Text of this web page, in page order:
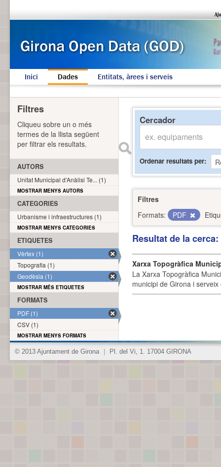
Inici Dades Entitats, àrees i serveis
Cercador
Ordenar resultats per
Filtres
Formats:
PDF
Resultat de la
Xarxa Topogràfica
La Xarxa Topogràfica
municipi de Girona i
Filtres
Cliqueu sobre un o més
termes de la llista següent
per filtrar els resultats.
AUTORS
Unitat Municipal d'Anàlisi Te... (1)
MOSTRAR MENYS AUTORS
CATEGORIES
Urbanisme i infraestructures (1)
MOSTRAR MENYS CATEGORIES
ETIQUETES
Vèrtex (1)
Topografia (1)
Geodèsia (1)
MOSTRAR MÉS ETIQUETES
FORMATS
PDF (1)
CSV (1)
MOSTRAR MENYS FORMATS
© 2013 Ajuntament de Girona Pl. del Vi, 1. 17004 GIRONA